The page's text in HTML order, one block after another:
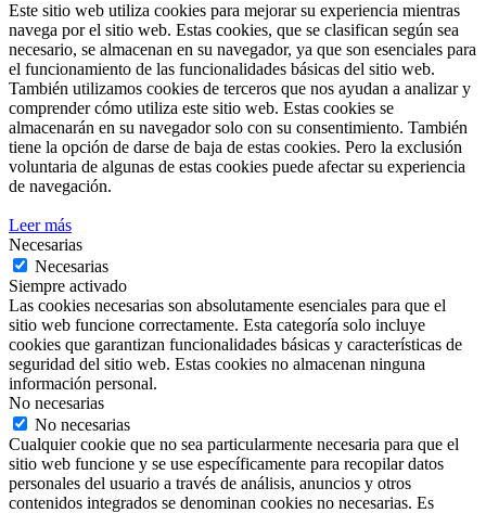
Este sitio web utiliza cookies para mejorar su experiencia mientras
navega por el sitio web. Estas cookies, que se clasifican según sea
necesario, se almacenan en su navegador, ya que son esenciales para
el funcionamiento de las funcionalidades básicas del sitio web.
También utilizamos cookies de terceros que nos ayudan a analizar y
comprender cómo utiliza este sitio web. Estas cookies se
almacenarán en su navegador solo con su consentimiento. También
tiene la opción de darse de baja de estas cookies. Pero la exclusión
voluntaria de algunas de estas cookies puede afectar su experiencia
de navegación.
Leer más
Necesarias
Necesarias
Siempre activado
Las cookies necesarias son absolutamente esenciales para que el
sitio web funcione correctamente. Esta categoría solo incluye
cookies que garantizan funcionalidades básicas y características de
seguridad del sitio web. Estas cookies no almacenan ninguna
información personal.
No necesarias
No necesarias
Cualquier cookie que no sea particularmente necesaria para que el
sitio web funcione y se use específicamente para recopilar datos
personales del usuario a través de análisis, anuncios y otros
contenidos integrados se denominan cookies no necesarias. Es